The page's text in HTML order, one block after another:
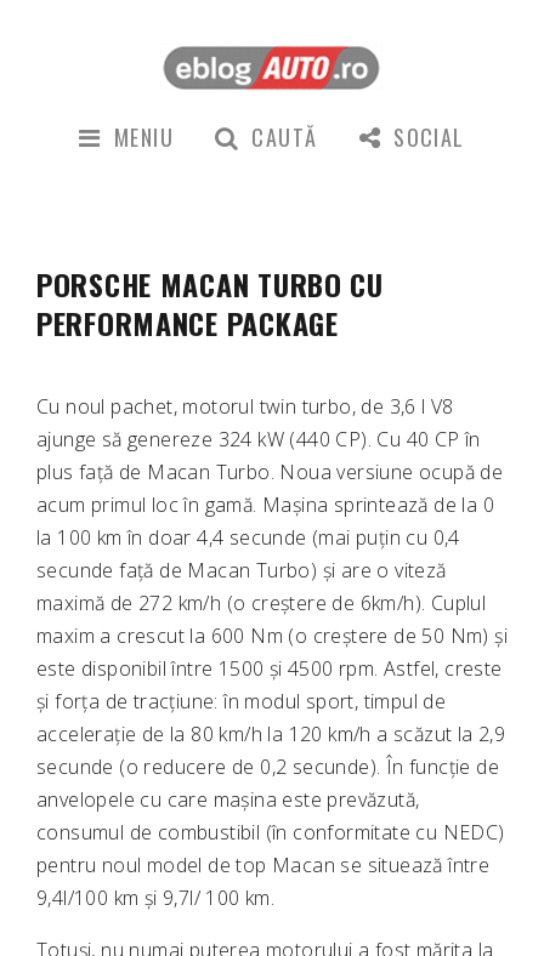
MENIU CAUTĂ SOCIAL
PORSCHE MACAN TURBO CU
PERFORMANCE PACKAGE
Cu noul pachet, motorul twin turbo, de 3,6 l V8
ajunge să genereze 324 kW (440 CP). Cu 40 CP în
plus față de Macan Turbo. Noua versiune ocupă de
acum primul loc în gamă. Mașina sprintează de la 0
la 100 km în doar 4,4 secunde (mai puțin cu 0,4
secunde față de Macan Turbo) și are o viteză
maximă de 272 km/h (o creștere de 6km/h). Cuplul
maxim a crescut la 600 Nm (o creștere de 50 Nm) și
este disponibil între 1500 și 4500 rpm. Astfel, creste
și forța de tracțiune: în modul sport, timpul de
accelerație de la 80 km/h la 120 km/h a scăzut la 2,9
secunde (o reducere de 0,2 secunde). În funcție de
anvelopele cu care mașina este prevăzută,
consumul de combustibil (în conformitate cu NEDC)
pentru noul model de top Macan se situează între
9,4l/100 km și 9,7l/ 100 km.
Totuși, nu numai puterea motorului a fost mărita la